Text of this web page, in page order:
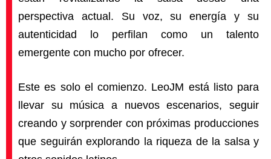
perspectiva actual. Su voz, su energía y su
autenticidad lo perfilan como un talento
emergente con mucho por ofrecer.
Este es solo el comienzo. LeoJM está listo para
llevar su música a nuevos escenarios, seguir
creando y sorprender con próximas producciones
que seguirán explorando la riqueza de la salsa y